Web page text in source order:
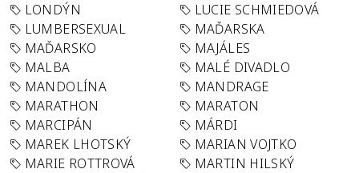
LONDÝN
LUCIE SCHMIEDOVÁ
LUMBERSEXUAL
MAĎARSKA
MAĎARSKO
MAJÁLES
MALBA
MALÉ DIVADLO
MANDOLÍNA
MANDRAGE
MARATHON
MARATON
MARCIPÁN
MÁRDI
MAREK LHOTSKÝ
MARIAN VOJTKO
MARIE ROTTROVÁ
MARTIN HILSKÝ